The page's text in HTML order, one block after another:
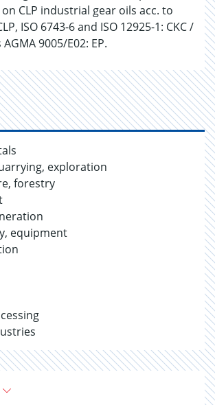
CLP industrial gear oils acc. to
ISO 6743-6 and ISO 12925-1: CKC /
9005/E02: EP.
exploration
forestry
equipment